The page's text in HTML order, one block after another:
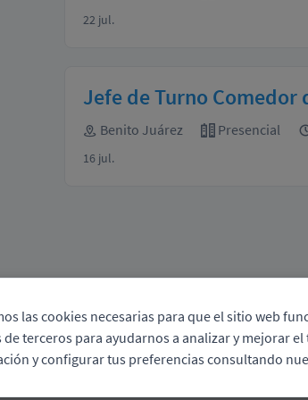
22 jul.
Jefe de Turno Comedor
Benito Juárez Presencial
16 jul.
su perfil, puede enviarnos su
las cookies necesarias para que el sitio web
de terceros para ayudarnos a analizar y mejorar
y configurar tus preferencias consultando